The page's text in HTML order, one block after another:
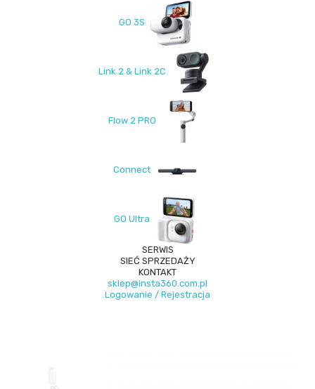
GO 3S
Link 2 & Link 2C
Flow 2 PRO
Connect
GO Ultra
SERWIS
SIEĆ SPRZEDAŻY
KONTAKT
sklep@insta360.com.pl
Logowanie / Rejestracja